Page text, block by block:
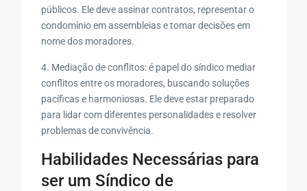
públicos. Ele deve assinar contratos, representar o
condomínio em assembleias e tomar decisões em
nome dos moradores.
4. Mediação de conflitos: é papel do síndico mediar
conflitos entre os moradores, buscando soluções
pacíficas e harmoniosas. Ele deve estar preparado
para lidar com diferentes personalidades e resolver
problemas de convivência.
Habilidades Necessárias para
ser um Síndico de